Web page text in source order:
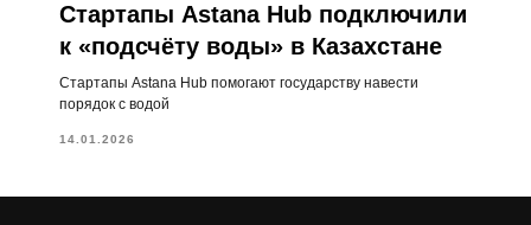
Стартапы Astana Hub подключили
к «подсчёту воды» в Казахстане
Стартапы Astana Hub помогают государству навести
порядок с водой
14.01.2026